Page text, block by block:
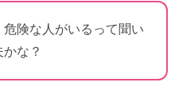
険な人がいるって聞い
な？